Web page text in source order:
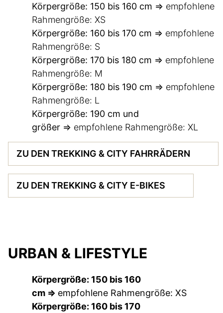
Körpergröße: 150 bis 160 cm => empfohlene
Rahmengröße: XS
Körpergröße: 160 bis 170 cm => empfohlene
Rahmengröße: S
Körpergröße: 170 bis 180 cm => empfohlene
Rahmengröße: M
Körpergröße: 180 bis 190 cm => empfohlene
Rahmengröße: L
Körpergröße: 190 cm und
größer => empfohlene Rahmengröße: XL
ZU DEN TREKKING & CITY FAHRRÄDERN
ZU DEN TREKKING & CITY E-BIKES
URBAN & LIFESTYLE
Körpergröße: 150 bis 160
cm => empfohlene Rahmengröße: XS
Körpergröße: 160 bis 170